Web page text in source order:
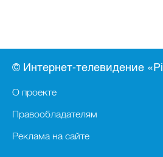
© Интернет-телевидение
О проекте
Правообладателям
Реклама на сайте